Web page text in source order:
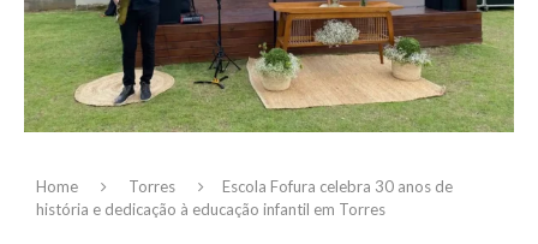
Home Torres
Escola Fofura celebra 30 anos de
história e dedicação à educação infantil em Torres